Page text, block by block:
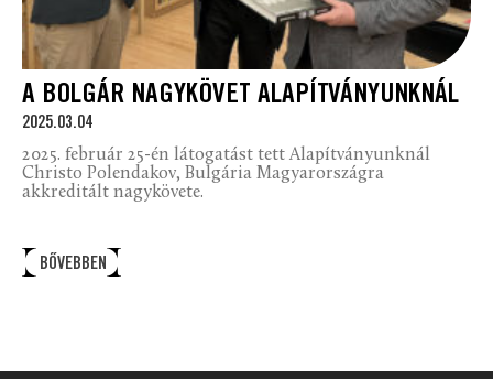
A BOLGÁR NAGYKÖVET ALAPÍTVÁNYUNKNÁL
2025.03.04
2025. február 25-én látogatást tett Alapítványunknál
Christo Polendakov, Bulgária Magyarországra
akkreditált nagykövete.
BŐVEBBEN